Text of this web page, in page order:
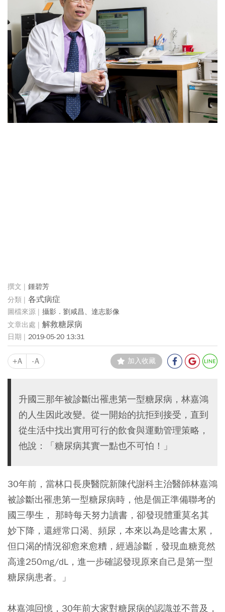
鍾碧芳
各式病症
攝影．劉咸昌、達志影像
解救糖尿病
2019-05-20 13:31
+A -A 加入收藏
升國三那年被診斷出罹患第一型糖尿病，林嘉鴻
的人生因此改變。從一開始的抗拒到接受，直到
從生活中找出實用可行的飲食與運動管理策略，
他說：「糖尿病其實一點也不可怕！」
30年前，當林口長庚醫院新陳代謝科主治醫師林嘉鴻
被診斷出罹患第一型糖尿病時，他是個正準備聯考的
國三學生， 那時每天努力讀書，卻發現體重莫名其
妙下降，還經常口渴、頻尿，本來以為是唸書太累，
但口渴的情況卻愈來愈糟，經過診斷，發現血糖竟然
高達250mg/dL，進一步確認發現原來自己是第一型
糖尿病患者。」
林嘉鴻回憶，30年前大家對糖尿病的認識並不普及，